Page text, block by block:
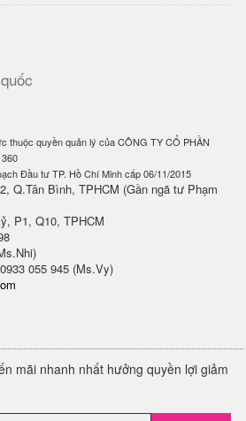
thuộc quyền quản lý của CÔNG TY CỔ PHẦN
Đầu tư TP. Hồ Chí Minh cấp 06/11/2015
Q.Tân Bình, TPHCM (Gần ngã tư Phạm
P1, Q10, TPHCM
055 945 (Ms.Vy)
mãi nhanh nhất hưởng quyền lợi giảm